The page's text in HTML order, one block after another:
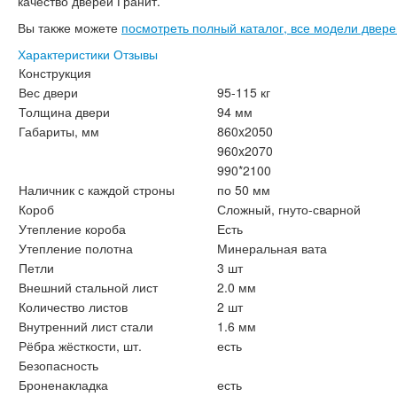
Вы также можете посмотреть полный каталог, все модели
Характеристики Отзывы
Конструкция
Вес двери
95-115 кг
Толщина двери
94 мм
Габариты, мм
860x2050
960x2070
990*2100
Наличник с каждой строны
по 50 мм
Короб
Сложный, гнуто-сварной
Утепление короба
Есть
Утепление полотна
Минеральная вата
Петли
3 шт
Внешний стальной лист
2.0 мм
Количество листов
2 шт
Внутренний лист стали
1.6 мм
Рёбра жёсткости, шт.
есть
Безопасность
Броненакладка
есть